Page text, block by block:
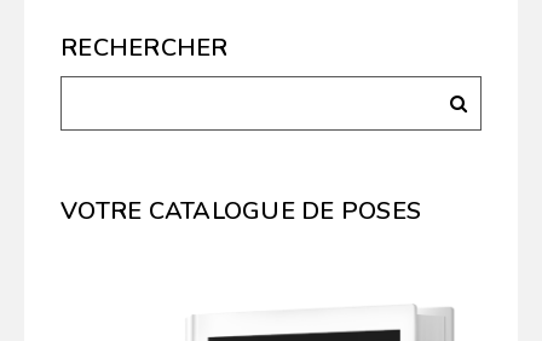
RECHERCHER
VOTRE CATALOGUE DE POSES